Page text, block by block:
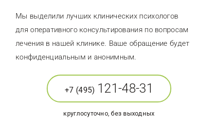
Мы выделили лучших клинических психологов
для оперативного консультирования по вопросам
лечения в нашей клинике. Ваше обращение будет
конфиденциальным и анонимным.
+7 (495) 121-48-31
круглосуточно, без выходных